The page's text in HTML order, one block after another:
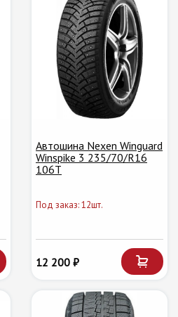
Автошина Nexen Winguard
Winspike 3 235/70/R16
106T
Под заказ: 12шт.
12 200 ₽